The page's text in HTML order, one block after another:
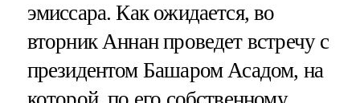
эмиссара. Как ожидается, во
вторник Аннан проведет встречу с
президентом Башаром Асадом, на